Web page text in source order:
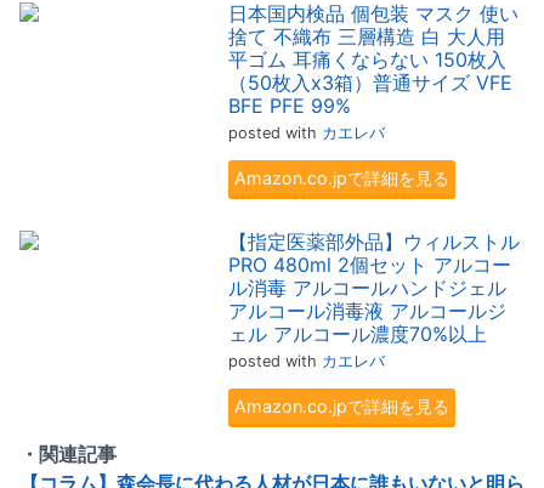
日本国内検品 個包装 マスク 使い
捨て 不織布 三層構造 白 大人用
平ゴム 耳痛くならない 150枚入
（50枚入x3箱）普通サイズ VFE
BFE PFE 99%
posted with カエレバ
Amazon.co.jpで詳細を見る
【指定医薬部外品】ウィルストル
PRO 480ml 2個セット アルコー
ル消毒 アルコールハンドジェル
アルコール消毒液 アルコールジ
ェル アルコール濃度70%以上
posted with カエレバ
Amazon.co.jpで詳細を見る
・関連記事